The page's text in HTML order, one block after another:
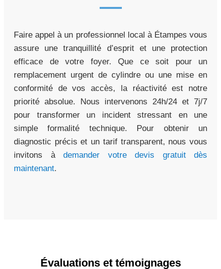
Faire appel à un professionnel local à Étampes vous
assure une tranquillité d’esprit et une protection
efficace de votre foyer. Que ce soit pour un
remplacement urgent de cylindre ou une mise en
conformité de vos accès, la réactivité est notre
priorité absolue. Nous intervenons 24h/24 et 7j/7
pour transformer un incident stressant en une
simple formalité technique. Pour obtenir un
diagnostic précis et un tarif transparent, nous vous
invitons à demander votre devis gratuit dès
maintenant.
Évaluations et témoignages